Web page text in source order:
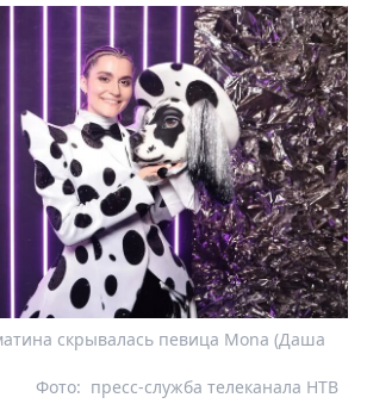
скрывалась певица Mona (Даша
пресс-служба телеканала НТВ
Фото: